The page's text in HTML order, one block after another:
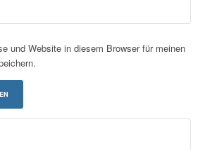
und Website in diesem Browser für meinen